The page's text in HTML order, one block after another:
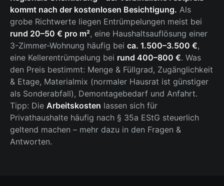
kommt nach der kostenlosen Besichtigung. Als
grobe Richtwerte liegen Entrümpelungen meist bei
rund 20–50 € pro m², eine Haushaltsauflösung einer
3-Zimmer-Wohnung häufig bei ca. 1.500–3.500 €,
eine Kellerentrümpelung bei rund 400–800 €. Was
den Preis bestimmt: Menge & Füllgrad, Zugänglichkeit
& Etage, Materialmix (normaler Hausrat ist günstiger
als Sonderabfall), Demontagebedarf und Anfahrt.
Tipp: Die Arbeitskosten lassen sich für
Privathaushalte häufig nach § 35a EStG steuerlich
geltend machen – mehr dazu in den Fragen &
Antworten.